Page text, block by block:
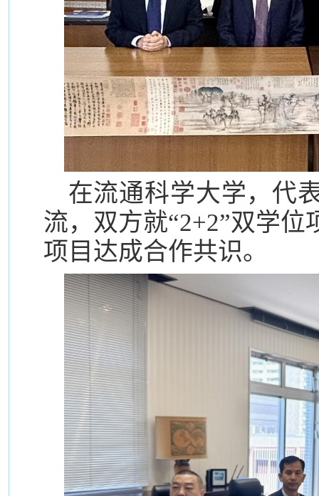
在流通科学大学，代
流，双方就“2+2”双学
项目达成合作共识。